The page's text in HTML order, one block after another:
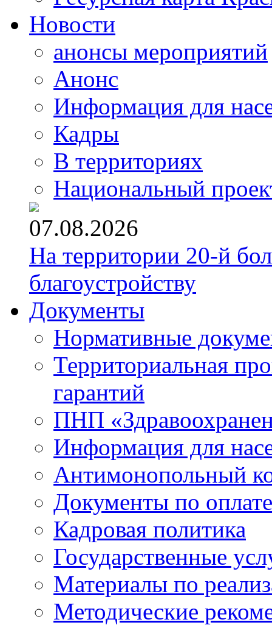
Новости
анонсы мероприятий
Анонс
Информация для
Кадры
В территориях
Национальный
07.08.2026
На территории 20-й
благоустройству
Документы
Нормативные
Территориальная
гарантий
ПНП
Информация для
Антимонопольный
Документы по
Кадровая политика
Государственные
Материалы по
Методические